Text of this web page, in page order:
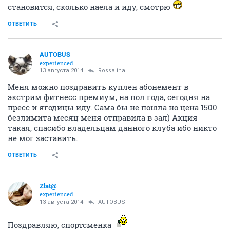
становится, сколько наела и иду, смотрю
ОТВЕТИТЬ
AUTOBUS
experienced
13 августа 2014 Rossalina
Меня можно поздравить куплен абонемент в
экстрим фитнесс премиум, на пол года, сегодня на
пресс и ягодицы иду. Сама бы не пошла но цена 1500
безлимита месяц меня отправила в зал) Акция
такая, спасибо владельцам данного клуба ибо никто
не мог заставить.
ОТВЕТИТЬ
Zlat@
experienced
13 августа 2014 AUTOBUS
Поздравляю, спортсменка